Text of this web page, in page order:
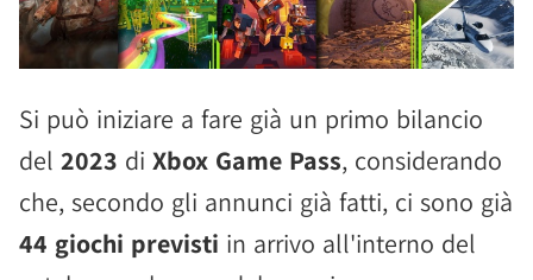
Si può iniziare a fare già un primo bilancio
del 2023 di Xbox Game Pass, considerando
che, secondo gli annunci già fatti, ci sono già
44 giochi previsti in arrivo all'interno del